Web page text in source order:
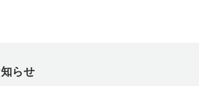
らせ